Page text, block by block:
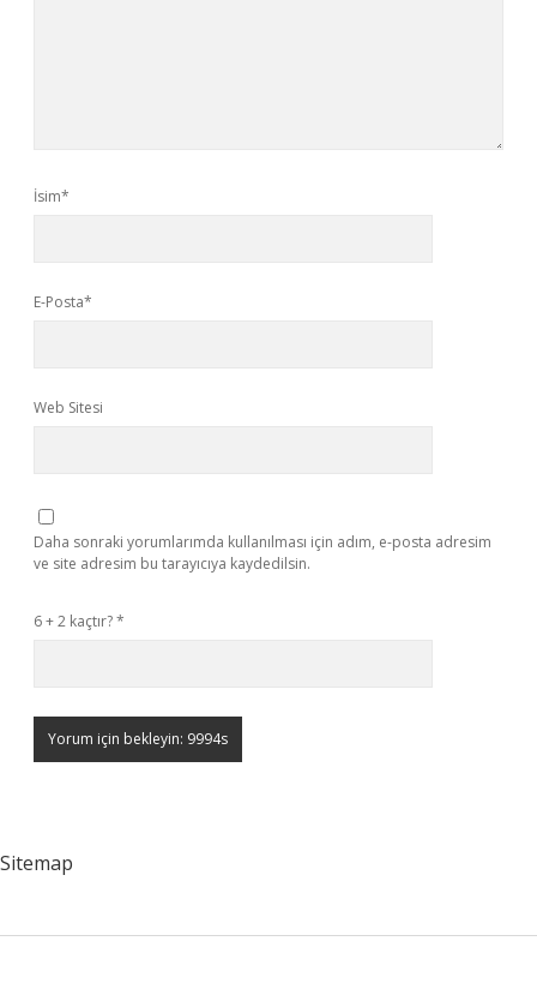
İsim*
E-Posta*
Web Sitesi
Daha sonraki yorumlarımda kullanılması için adım, e-posta adresim
ve site adresim bu tarayıcıya kaydedilsin.
6 + 2 kaçtır?*
Sitemap